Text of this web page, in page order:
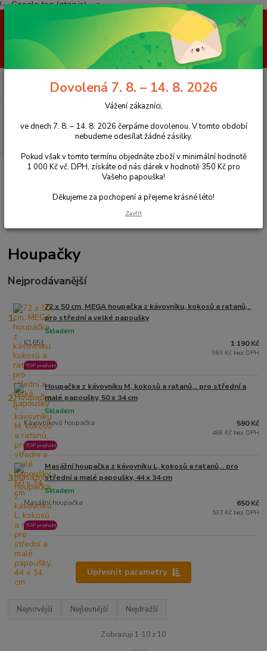
!-- Google tag (gtag.js) -->
Vážení zákazníci, ve dnech 7. 8. – 14. 8. 2026 čerpáme dovolenou. V
tomto období nebudeme odesílat žádné zásilky. Pokud však v tomto
termínu objednáte zboží v minimální hodnotě 1 000 Kč vč. DPH, získáte
od nás dárek v hodnotě 350 Kč pro Vašeho papouška! Děkujeme za
pochopení a přejeme krásné léto!
CZK
(Po-Pá, 8-16 hod.)
Hračky pro papoušky Houpačky
Houpačky
Nejprodávanější
1.
72 x 50 cm, MEGA houpačka z kávovníku, kokosů a ratanů,..
pro střední a velké papoušky
K1651
Skladem
TOP produkt
1 190 Kč
983 Kč bez DPH
2.
Houpačka z kávovníku M, kokosů a ratanů,.. pro střední a
malé papoušky, 50 x 34 cm
Kávovníková houpačka
Skladem
TOP produkt
590 Kč
488 Kč bez DPH
3.
Masážní houpačka z kávovníku L, kokosů a ratanů,.. pro
střední a malé papoušky, 44 x 34 cm
Masážní houpačka
Skladem
TOP produkt
650 Kč
537 Kč bez DPH
Upřesnit parametry
Nejnovější Nejlevnější Nejdražší
Zobrazuji 1-10 z 10
Dovolená 7. 8. – 14. 8. 2026
Vážení zákazníci,
ve dnech 7. 8. – 14. 8. 2026 čerpáme dovolenou. V tomto období
nebudeme odesílat žádné zásilky.
Pokud však v tomto termínu objednáte zboží v minimální hodnotě
1 000 Kč vč. DPH, získáte od nás dárek v hodnotě 350 Kč pro
Vašeho papouška!
Děkujeme za pochopení a přejeme krásné léto!
Zavřít